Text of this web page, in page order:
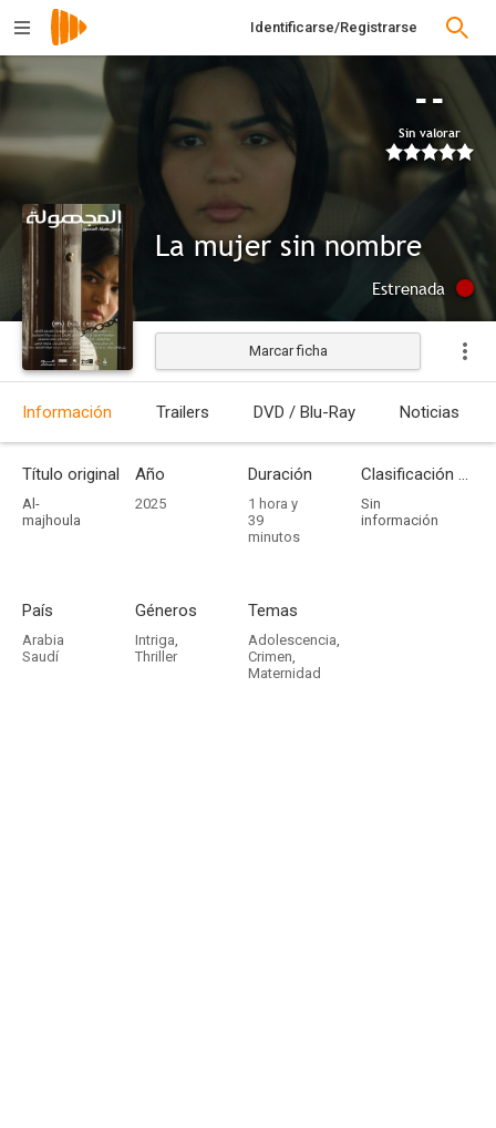
Identificarse/Registrarse
--
Sin valorar
La mujer sin nombre
Estrenada
Marcar ficha
Información Trailers DVD / Blu-Ray Noticias
Título original
Al-
majhoula
Año
2025
Duración
1 hora y
39
minutos
Clasificación por edades
Sin
información
País
Arabia
Saudí
Géneros
Intriga,
Thriller
Temas
Adolescencia,
Crimen,
Maternidad